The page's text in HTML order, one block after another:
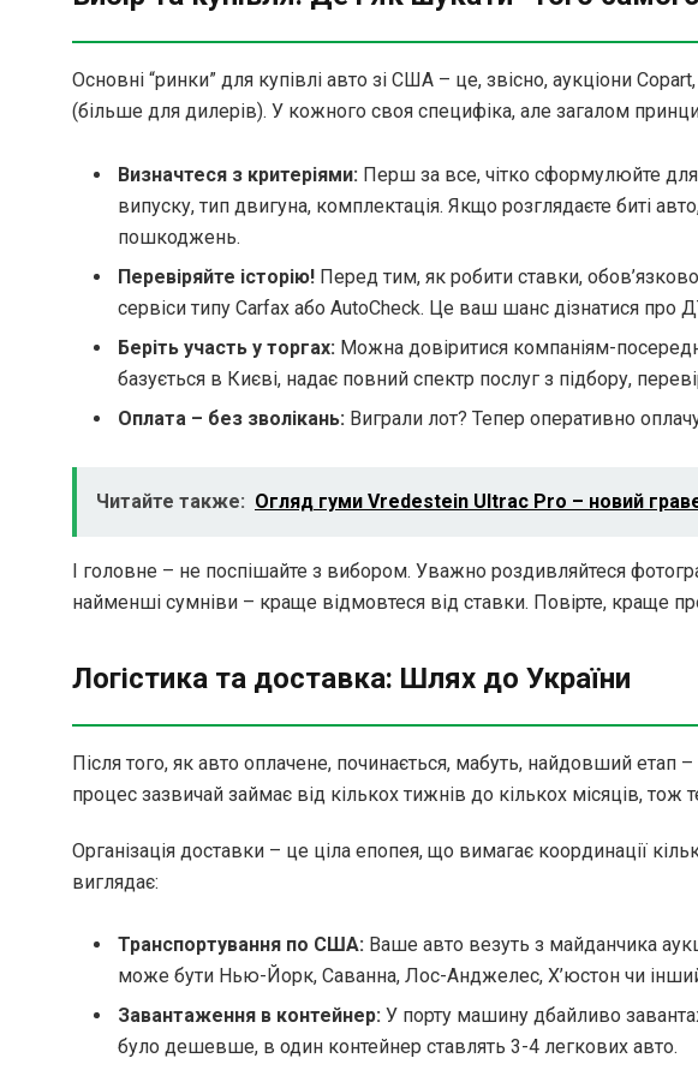
Основні “ринки” для купівлі авто зі США – це, звісно, аукціони
(більше для дилерів). У кожного своя специфіка, але загалом
Визначтеся з критеріями: Перш за все, чітко сформулюйте
випуску, тип двигуна, комплектація. Якщо розглядаєте биті
пошкоджень.
Перевіряйте історію! Перед тим, як робити ставки,
сервіси типу Carfax або AutoCheck. Це ваш шанс дізнатися про
Беріть участь у торгах: Можна довіритися компаніям-
базується в Києві, надає повний спектр послуг з підбору,
Оплата – без зволікань: Виграли лот? Тепер оперативно
Читайте также: Огляд гуми Vredestein Ultrac Pro – новий
І головне – не поспішайте з вибором. Уважно роздивляйтеся
найменші сумніви – краще відмовтеся від ставки. Повірте, краще
Логістика та доставка: Шлях до України
Після того, як авто оплачене, починається, мабуть, найдовший етап
процес зазвичай займає від кількох тижнів до кількох місяців, тож
Організація доставки – це ціла епопея, що вимагає координації
виглядає:
Транспортування по США: Ваше авто везуть з майданчика
може бути Нью-Йорк, Саванна, Лос-Анджелес, Х’юстон чи
Завантаження в контейнер: У порту машину дбайливо
було дешевше, в один контейнер ставлять 3-4 легкових авто.